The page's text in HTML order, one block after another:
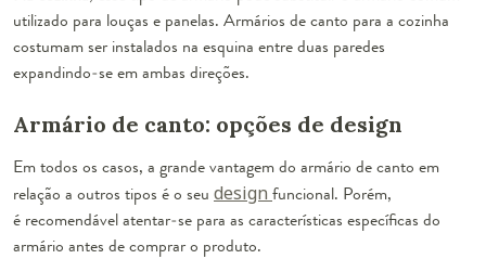
utilizado para louças e panelas. Armários de canto para a cozinha
costumam ser instalados na esquina entre duas paredes
expandindo-se em ambas direções.
Armário de canto: opções de design
Em todos os casos, a grande vantagem do armário de canto em
relação a outros tipos é o seu design funcional. Porém,
é recomendável atentar-se para as características específicas do
armário antes de comprar o produto.